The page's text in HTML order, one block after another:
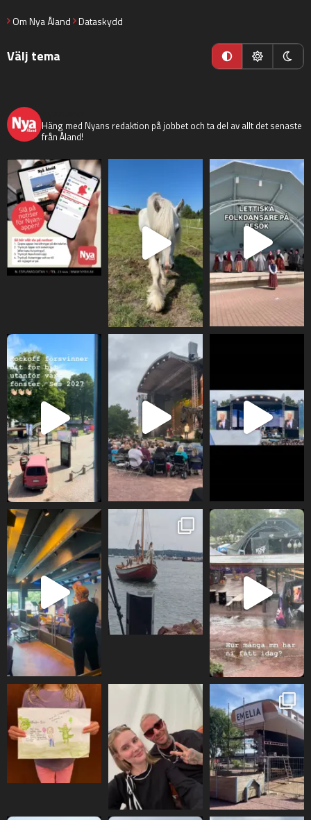
Om Nya Åland Dataskydd
Välj tema
Häng med Nyans redaktion på jobbet och ta del av allt det senaste
från Åland!